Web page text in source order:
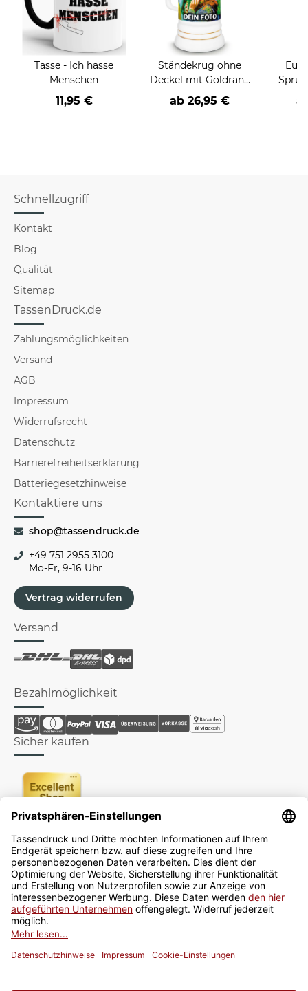
Tasse - Ich hasse
Menschen
11,95 €
Ständekrug ohne
Deckel mit Goldrand
0,7L
ab 26,95 €
Schnellzugriff
Kontakt
Blog
Qualität
Sitemap
TassenDruck.de
Zahlungsmöglichkeiten
Versand
AGB
Impressum
Widerrufsrecht
Datenschutz
Barrierefreiheitserklärung
Batteriegesetzhinweise
Kontaktiere uns
shop@tassendruck.de
+49 751 2955 3100
Mo-Fr, 9-16 Uhr
Vertrag widerrufen
Versand
Bezahlmöglichkeit
Sicher kaufen
Newsletter